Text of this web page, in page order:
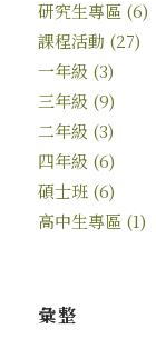
研究生專區 (6)
課程活動 (27)
一年級 (3)
三年級 (9)
二年級 (3)
四年級 (6)
碩士班(6)
高中生專區 (1)
彙整